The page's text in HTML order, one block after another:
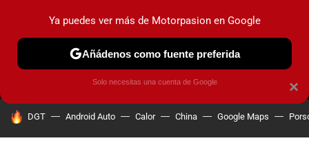
MENÚ NUEVO
COCHES ELÉCTRICOS OBSERVATORIO
HOY SE HABLA DE
DGT Android Auto Calor China Google Maps
×
Ya puedes ver más de Motorpasion en Google
Añádenos como fuente preferida
Solo necesitas una cuenta de Google